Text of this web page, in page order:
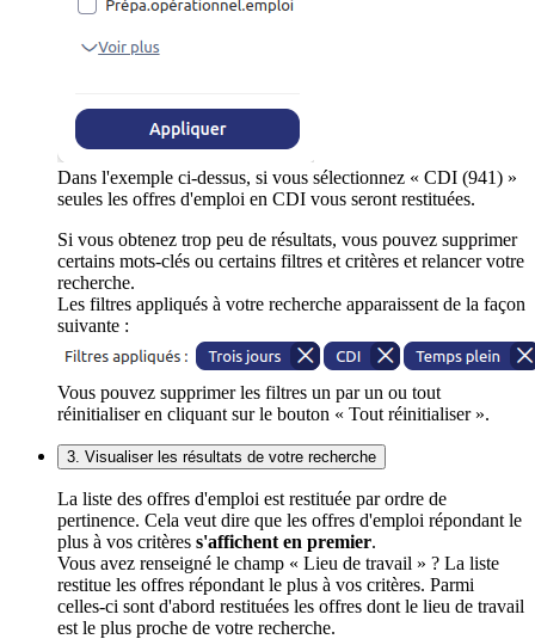
Dans l'exemple ci-dessus, si vous sélectionnez « CDI (941) »
seules les offres d'emploi en CDI vous seront restituées.
Si vous obtenez trop peu de résultats, vous pouvez supprimer
certains mots-clés ou certains filtres et critères et relancer votre
recherche.
Les filtres appliqués à votre recherche apparaissent de la façon
suivante :
Vous pouvez supprimer les filtres un par un ou tout
réinitialiser en cliquant sur le bouton « Tout réinitialiser ».
3. Visualiser les résultats de votre recherche
La liste des offres d'emploi est restituée par ordre de
pertinence. Cela veut dire que les offres d'emploi répondant le
plus à vos critères s'affichent en premier.
Vous avez renseigné le champ « Lieu de travail » ? La liste
restitue les offres répondant le plus à vos critères. Parmi
celles-ci sont d'abord restituées les offres dont le lieu de travail
est le plus proche de votre recherche.